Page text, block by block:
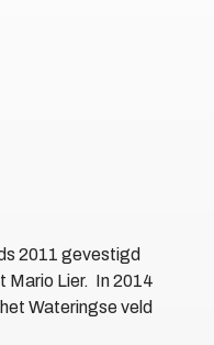
2011 gevestigd
Mario Lier. In 2014
Wateringse veld